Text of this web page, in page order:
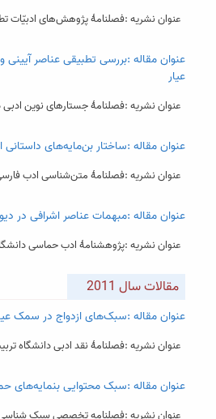
عنوان نشریه :فصلنامۀ پژوهش‌های ادبیّات
عنوان مقاله :بررسی تطبیقی عناصر
عیار
عنوان نشریه :فصلنامۀ جستارهای نوین
عنوان مقاله :ساختار بن‌مایه‌های داستانی
عنوان نشریه :فصلنامۀ متن‌شناسی ادب
عنوان مقاله :مبهمات عناصر اشرافی در
عنوان نشریه :پژوهشنامۀ ادب حماسی
مقالات سال 2011
عنوان مقاله :سبک‌های ازدواج در سمک
عنوان نشریه :فصلنامۀ نقد ادبی دانشگاه
عنوان مقاله :سبک محتوایی بنمایه‌های
عنوان نشریه :فصلنامه تخصصی سبک شناسی